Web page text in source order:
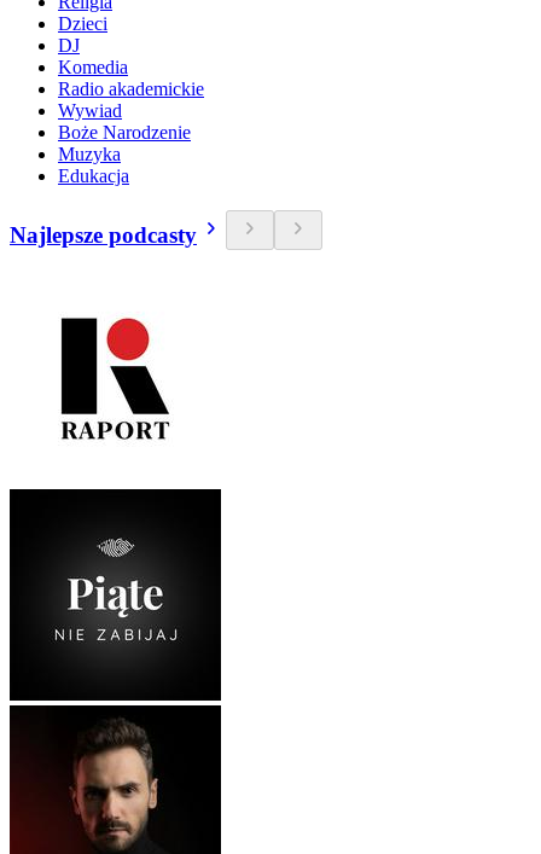
Dzieci
DJ
Komedia
Radio akademickie
Wywiad
Boże Narodzenie
Muzyka
Edukacja
Najlepsze podcasty